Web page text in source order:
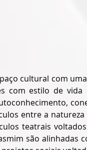
cultural com
com estilo de
entre a
teatrais
são